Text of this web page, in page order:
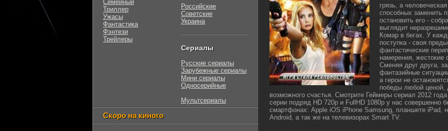
грязь, а
способных заменить
остановить его -
выглядит
Комар в бегах. У
поступка - своя
фантастические
намерения, жестокие
Сменяя друг друга,
фантазийные
а герои не
победы любой ценой,
возможного счастья. Смотрите Геймеры сериал 2012
серии подряд HD 720p и FullHD 1080p у нас совершенно
смартфонах: Apple iOS iPhone Samsung, планшете iPad,
Android, а так же на телевизорах Smart TV.
Семейный
Триллер
Ужасы
Фантастика
Фэнтези
Трейлеры
Российские
Советские
Украина
Сериалы
Русские сериалы
Зарубежные сериалы
Мини сериалы
Односерийные
Мультсериалы
Скоро на киного